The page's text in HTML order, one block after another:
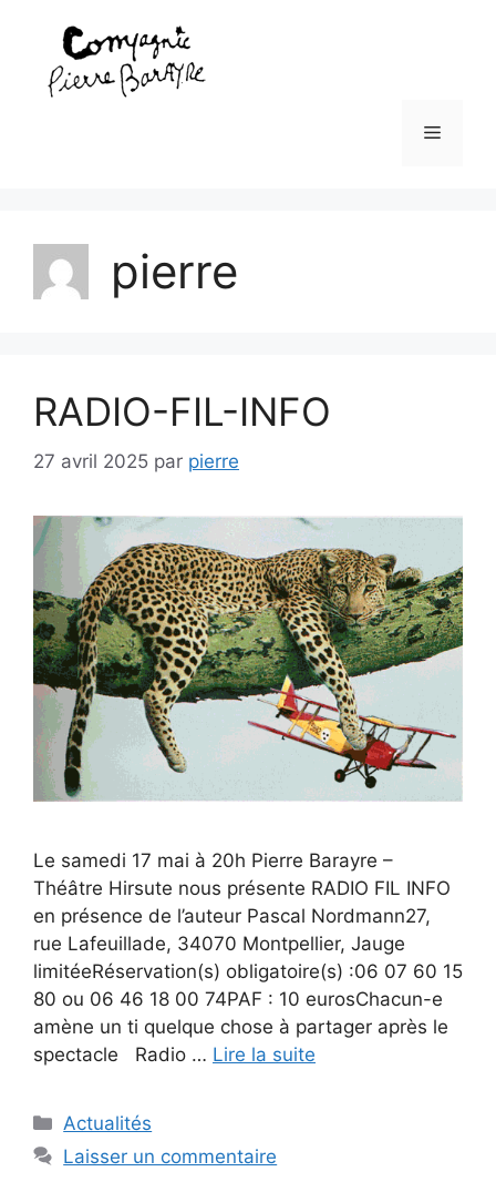
contenu
Menu
pierre
RADIO-FIL-INFO
27 avril 2025 par pierre
Le samedi 17 mai à 20h Pierre Barayre –
Théâtre Hirsute nous présente RADIO FIL INFO
en présence de l’auteur Pascal Nordmann27,
rue Lafeuillade, 34070 Montpellier, Jauge
limitéeRéservation(s) obligatoire(s) :06 07 60 15
80 ou 06 46 18 00 74PAF : 10 eurosChacun-e
amène un ti quelque chose à partager après le
spectacle Radio … Lire la suite
Catégories
Actualités
Laisser un commentaire